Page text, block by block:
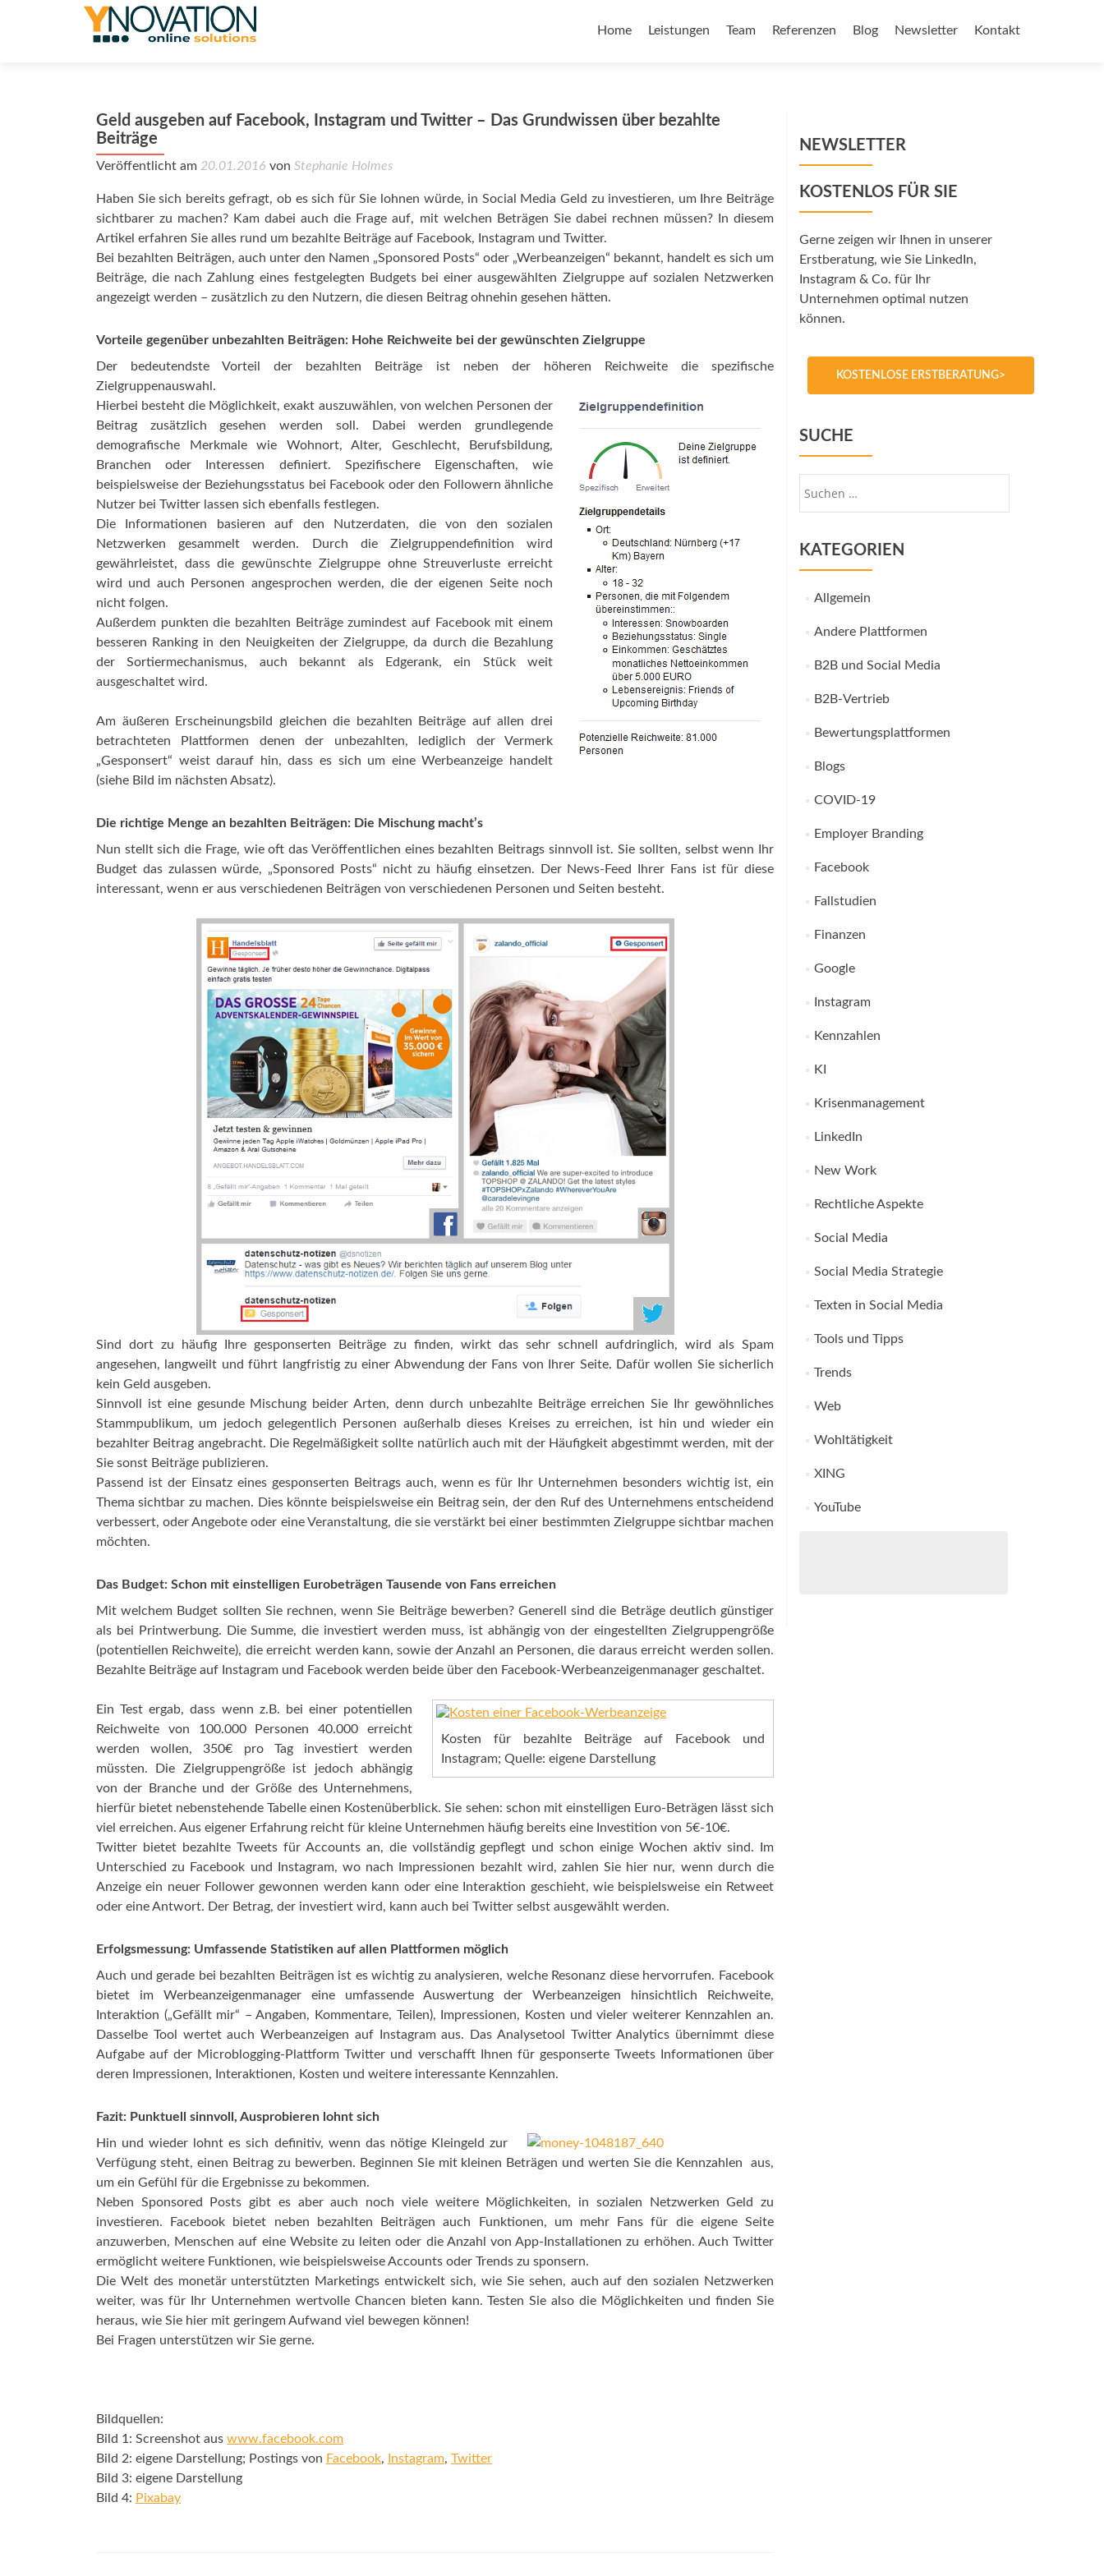
Home Leistungen Team Referenzen Blog Newsletter Kontakt
Geld ausgeben auf Facebook, Instagram und Twitter – Das Grundwissen über bezahlte
Beiträge
Veröffentlicht am 20.01.2016 von Stephanie Holmes
Haben Sie sich bereits gefragt, ob es sich für Sie lohnen würde, in Social Media Geld zu investieren, um Ihre Beiträge
sichtbarer zu machen? Kam dabei auch die Frage auf, mit welchen Beträgen Sie dabei rechnen müssen? In diesem
Artikel erfahren Sie alles rund um bezahlte Beiträge auf Facebook, Instagram und Twitter.
Bei bezahlten Beiträgen, auch unter den Namen „Sponsored Posts“ oder „Werbeanzeigen“ bekannt, handelt es sich um
Beiträge, die nach Zahlung eines festgelegten Budgets bei einer ausgewählten Zielgruppe auf sozialen Netzwerken
angezeigt werden – zusätzlich zu den Nutzern, die diesen Beitrag ohnehin gesehen hätten.
Vorteile gegenüber unbezahlten Beiträgen: Hohe Reichweite bei der gewünschten Zielgruppe
Der bedeutendste Vorteil der bezahlten Beiträge ist neben der höheren Reichweite die spezifische
Zielgruppenauswahl.
Hierbei besteht die Möglichkeit, exakt auszuwählen, von welchen Personen der
Beitrag zusätzlich gesehen werden soll. Dabei werden grundlegende
demografische Merkmale wie Wohnort, Alter, Geschlecht, Berufsbildung,
Branchen oder Interessen definiert. Spezifischere Eigenschaften, wie
beispielsweise der Beziehungsstatus bei Facebook oder den Followern ähnliche
Nutzer bei Twitter lassen sich ebenfalls festlegen.
Die Informationen basieren auf den Nutzerdaten, die von den sozialen
Netzwerken gesammelt werden. Durch die Zielgruppendefinition wird
gewährleistet, dass die gewünschte Zielgruppe ohne Streuverluste erreicht
wird und auch Personen angesprochen werden, die der eigenen Seite noch
nicht folgen.
Außerdem punkten die bezahlten Beiträge zumindest auf Facebook mit einem
besseren Ranking in den Neuigkeiten der Zielgruppe, da durch die Bezahlung
der Sortiermechanismus, auch bekannt als Edgerank, ein Stück weit
ausgeschaltet wird.
Am äußeren Erscheinungsbild gleichen die bezahlten Beiträge auf allen drei
betrachteten Plattformen denen der unbezahlten, lediglich der Vermerk
„Gesponsert“ weist darauf hin, dass es sich um eine Werbeanzeige handelt
(siehe Bild im nächsten Absatz).
Die richtige Menge an bezahlten Beiträgen: Die Mischung macht’s
Nun stellt sich die Frage, wie oft das Veröffentlichen eines bezahlten Beitrags sinnvoll ist. Sie sollten, selbst wenn Ihr
Budget das zulassen würde, „Sponsored Posts“ nicht zu häufig einsetzen. Der News-Feed Ihrer Fans ist für diese
interessant, wenn er aus verschiedenen Beiträgen von verschiedenen Personen und Seiten besteht.
Sind dort zu häufig Ihre gesponserten Beiträge zu finden, wirkt das sehr schnell aufdringlich, wird als Spam
angesehen, langweilt und führt langfristig zu einer Abwendung der Fans von Ihrer Seite. Dafür wollen Sie sicherlich
kein Geld ausgeben.
Sinnvoll ist eine gesunde Mischung beider Arten, denn durch unbezahlte Beiträge erreichen Sie Ihr gewöhnliches
Stammpublikum, um jedoch gelegentlich Personen außerhalb dieses Kreises zu erreichen, ist hin und wieder ein
bezahlter Beitrag angebracht. Die Regelmäßigkeit sollte natürlich auch mit der Häufigkeit abgestimmt werden, mit der
Sie sonst Beiträge publizieren.
Passend ist der Einsatz eines gesponserten Beitrags auch, wenn es für Ihr Unternehmen besonders wichtig ist, ein
Thema sichtbar zu machen. Dies könnte beispielsweise ein Beitrag sein, der den Ruf des Unternehmens entscheidend
verbessert, oder Angebote oder eine Veranstaltung, die sie verstärkt bei einer bestimmten Zielgruppe sichtbar machen
möchten.
Das Budget: Schon mit einstelligen Eurobeträgen Tausende von Fans erreichen
Mit welchem Budget sollten Sie rechnen, wenn Sie Beiträge bewerben? Generell sind die Beträge deutlich günstiger
als bei Printwerbung. Die Summe, die investiert werden muss, ist abhängig von der eingestellten Zielgruppengröße
(potentiellen Reichweite), die erreicht werden kann, sowie der Anzahl an Personen, die daraus erreicht werden sollen.
Bezahlte Beiträge auf Instagram und Facebook werden beide über den Facebook-Werbeanzeigenmanager geschaltet.
Kosten für bezahlte Beiträge auf Facebook und
Instagram; Quelle: eigene Darstellung
Ein Test ergab, dass wenn z.B. bei einer potentiellen
Reichweite von 100.000 Personen 40.000 erreicht
werden wollen, 350€ pro Tag investiert werden
müssten. Die Zielgruppengröße ist jedoch abhängig
von der Branche und der Größe des Unternehmens,
hierfür bietet nebenstehende Tabelle einen Kostenüberblick. Sie sehen: schon mit einstelligen Euro-Beträgen lässt sich
viel erreichen. Aus eigener Erfahrung reicht für kleine Unternehmen häufig bereits eine Investition von 5€-10€.
Twitter bietet bezahlte Tweets für Accounts an, die vollständig gepflegt und schon einige Wochen aktiv sind. Im
Unterschied zu Facebook und Instagram, wo nach Impressionen bezahlt wird, zahlen Sie hier nur, wenn durch die
Anzeige ein neuer Follower gewonnen werden kann oder eine Interaktion geschieht, wie beispielsweise ein Retweet
oder eine Antwort. Der Betrag, der investiert wird, kann auch bei Twitter selbst ausgewählt werden.
Erfolgsmessung: Umfassende Statistiken auf allen Plattformen möglich
Auch und gerade bei bezahlten Beiträgen ist es wichtig zu analysieren, welche Resonanz diese hervorrufen. Facebook
bietet im Werbeanzeigenmanager eine umfassende Auswertung der Werbeanzeigen hinsichtlich Reichweite,
Interaktion („Gefällt mir“ – Angaben, Kommentare, Teilen), Impressionen, Kosten und vieler weiterer Kennzahlen an.
Dasselbe Tool wertet auch Werbeanzeigen auf Instagram aus. Das Analysetool Twitter Analytics übernimmt diese
Aufgabe auf der Microblogging-Plattform Twitter und verschafft Ihnen für gesponserte Tweets Informationen über
deren Impressionen, Interaktionen, Kosten und weitere interessante Kennzahlen.
Fazit: Punktuell sinnvoll, Ausprobieren lohnt sich
Hin und wieder lohnt es sich definitiv, wenn das nötige Kleingeld zur
Verfügung steht, einen Beitrag zu bewerben. Beginnen Sie mit kleinen Beträgen und werten Sie die Kennzahlen aus,
um ein Gefühl für die Ergebnisse zu bekommen.
Neben Sponsored Posts gibt es aber auch noch viele weitere Möglichkeiten, in sozialen Netzwerken Geld zu
investieren. Facebook bietet neben bezahlten Beiträgen auch Funktionen, um mehr Fans für die eigene Seite
anzuwerben, Menschen auf eine Website zu leiten oder die Anzahl von App-Installationen zu erhöhen. Auch Twitter
ermöglicht weitere Funktionen, wie beispielsweise Accounts oder Trends zu sponsern.
Die Welt des monetär unterstützten Marketings entwickelt sich, wie Sie sehen, auch auf den sozialen Netzwerken
weiter, was für Ihr Unternehmen wertvolle Chancen bieten kann. Testen Sie also die Möglichkeiten und finden Sie
heraus, wie Sie hier mit geringem Aufwand viel bewegen können!
Bei Fragen unterstützen wir Sie gerne.
Bildquellen:
Bild 1: Screenshot aus www.facebook.com
Bild 2: eigene Darstellung; Postings von Facebook, Instagram, Twitter
Bild 3: eigene Darstellung
Bild 4: Pixabay
NEWSLETTER
KOSTENLOS FÜR SIE
Gerne zeigen wir Ihnen in unserer
Erstberatung, wie Sie LinkedIn,
Instagram & Co. für Ihr
Unternehmen optimal nutzen
können.
KOSTENLOSE ERSTBERATUNG>
SUCHE
KATEGORIEN
Allgemein
Andere Plattformen
B2B und Social Media
B2B-Vertrieb
Bewertungsplattformen
Blogs
COVID-19
Employer Branding
Facebook
Fallstudien
Finanzen
Google
Instagram
Kennzahlen
KI
Krisenmanagement
LinkedIn
New Work
Rechtliche Aspekte
Social Media
Social Media Strategie
Texten in Social Media
Tools und Tipps
Trends
Web
Wohltätigkeit
XING
YouTube